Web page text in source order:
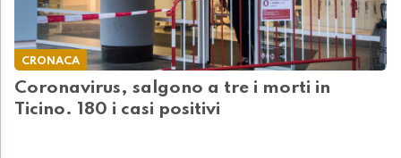
CRONACA
Coronavirus, salgono a tre i morti in
Ticino. 180 i casi positivi